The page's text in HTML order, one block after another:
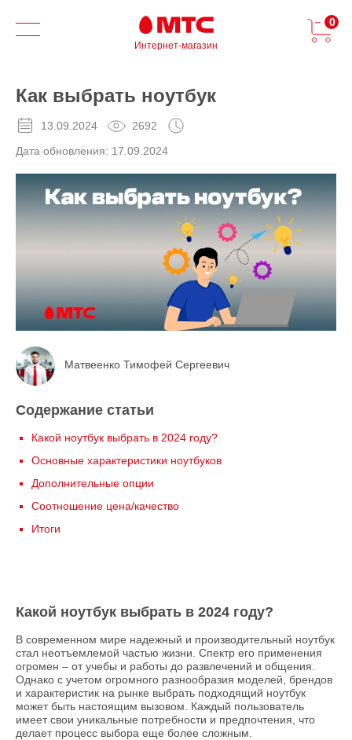
Интернет-магазин
0
Как выбрать ноутбук
13.09.2024 2692
Дата обновления: 17.09.2024
Содержание статьи
Какой ноутбук выбрать в 2024 году?
Основные характеристики ноутбуков
Дополнительные опции
Соотношение цена/качество
Итоги
Матвеенко Тимофей Сергеевич
Какой ноутбук выбрать в 2024 году?
В современном мире надежный и производительный ноутбук
стал неотъемлемой частью жизни. Спектр его применения
огромен – от учебы и работы до развлечений и общения.
Однако с учетом огромного разнообразия моделей, брендов
и характеристик на рынке выбрать подходящий ноутбук
может быть настоящим вызовом. Каждый пользователь
имеет свои уникальные потребности и предпочтения, что
делает процесс выбора еще более сложным.